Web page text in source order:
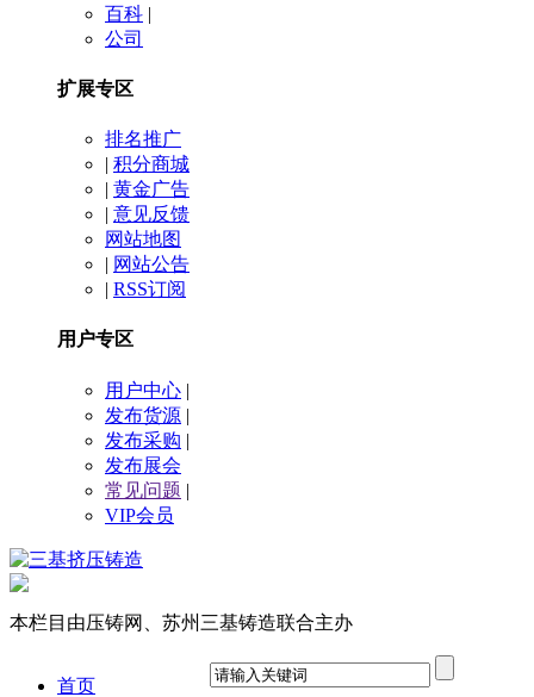
百科 |
公司
扩展专区
排名推广
| 积分商城
| 黄金广告
| 意见反馈
网站地图
| 网站公告
| RSS订阅
用户专区
用户中心 |
发布货源 |
发布采购 |
发布展会
常见问题 |
VIP会员
本栏目由压铸网、苏州三基铸造联合主办
首页